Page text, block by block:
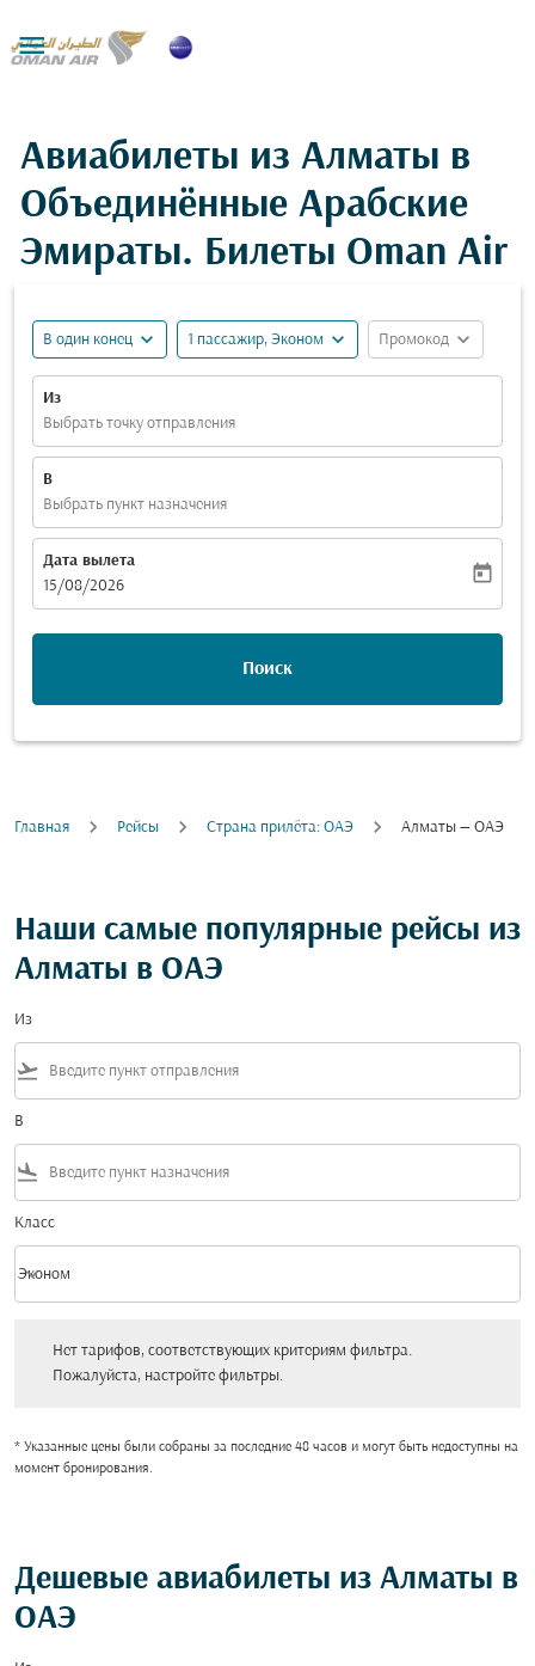

Авиабилеты из Алматы в
Объединённые Арабские
Эмираты. Билеты Oman Air
В один конец expand_more 1 пассажир, Эконом expand_more Промокод expand_more
Из
Выбрать точку отправления
В
Выбрать пункт назначения
Дата вылета
fc-booking-departure-date-aria-label
15/08/2026
today
Поиск
Главная Рейсы Cтрана прилёта: ОАЭ Алматы — ОАЭ
Наши самые популярные рейсы из
Алматы в ОАЭ
Из
flight_takeoff
В
flight_land
Класс
Класс option Эконом Selected
Эконом
keyboard_arrow_down
Нет тарифов, соответствующих критериям фильтра.
Пожалуйста, настройте фильтры.
* Указанные цены были собраны за последние 48 часов и могут быть недоступны на
момент бронирования.
Дешевые авиабилеты из Алматы в
ОАЭ